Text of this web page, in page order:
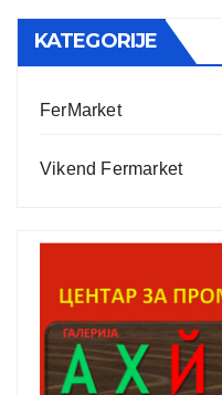
KATEGORIJE
FerMarket
Vikend Fermarket